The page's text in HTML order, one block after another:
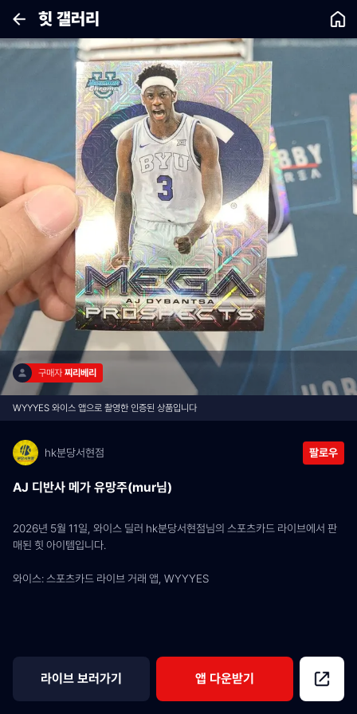
힛 갤러리
구매자 찌리베리
WYYYES 와이스 앱으로 촬영한 인증된 상품입니다
hk분당서현점 팔로우
AJ 디반사 메가 유망주(mur님)
2026년 5월 11일, 와이스 딜러 hk분당서현점님의 스포츠카드 라이브에서 판
매된 힛 아이템입니다.
와이스: 스포츠카드 라이브 거래 앱, WYYYES
라이브 보러가기 앱 다운받기